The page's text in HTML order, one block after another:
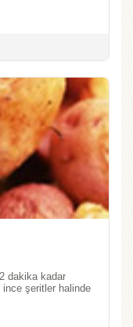
dakika kadar
ince şeritler halinde